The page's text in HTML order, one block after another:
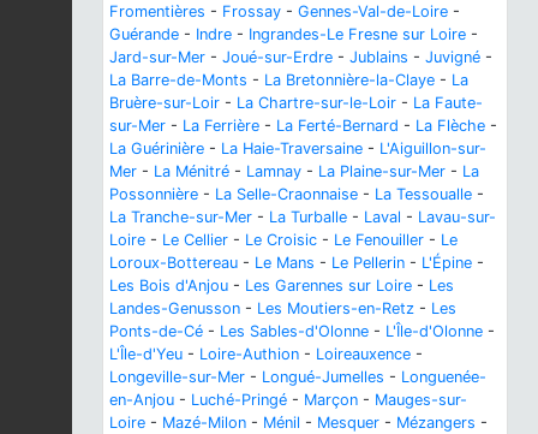
Fromentières - Frossay - Gennes-Val-de-Loire -
Guérande - Indre - Ingrandes-Le Fresne sur Loire -
Jard-sur-Mer - Joué-sur-Erdre - Jublains - Juvigné -
La Barre-de-Monts - La Bretonnière-la-Claye - La
Bruère-sur-Loir - La Chartre-sur-le-Loir - La Faute-
sur-Mer - La Ferrière - La Ferté-Bernard - La Flèche -
La Guérinière - La Haie-Traversaine - L'Aiguillon-sur-
Mer - La Ménitré - Lamnay - La Plaine-sur-Mer - La
Possonnière - La Selle-Craonnaise - La Tessoualle -
La Tranche-sur-Mer - La Turballe - Laval - Lavau-sur-
Loire - Le Cellier - Le Croisic - Le Fenouiller - Le
Loroux-Bottereau - Le Mans - Le Pellerin - L'Épine -
Les Bois d'Anjou - Les Garennes sur Loire - Les
Landes-Genusson - Les Moutiers-en-Retz - Les
Ponts-de-Cé - Les Sables-d'Olonne - L'Île-d'Olonne -
L'Île-d'Yeu - Loire-Authion - Loireauxence -
Longeville-sur-Mer - Longué-Jumelles - Longuenée-
en-Anjou - Luché-Pringé - Marçon - Mauges-sur-
Loire - Mazé-Milon - Ménil - Mesquer - Mézangers -